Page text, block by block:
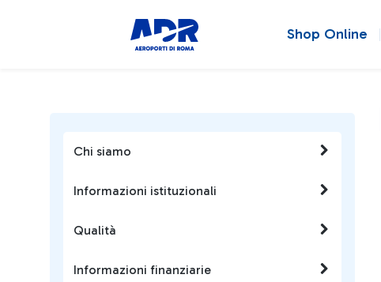
Shop Online
Chi siamo
Informazioni istituzionali
Qualità
Informazioni finanziarie